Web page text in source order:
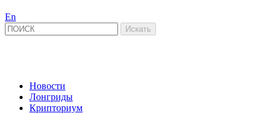
En
Новости
Лонгриды
Крипториум